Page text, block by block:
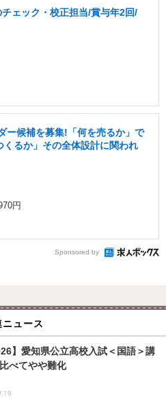
ェック・校正担当/賞与年2回/
ー候補を募集!「何を売るか」で
るか」その全体設計に関われ
円
Sponsored by
ニュース
】愛知県公立高校入試＜国語＞講
べてやや難化